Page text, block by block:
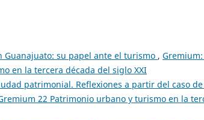
su papel ante el turismo , Gremium:
en la tercera década del siglo XXI
patrimonial. Reflexiones a partir del caso
22 Patrimonio urbano y turismo en la